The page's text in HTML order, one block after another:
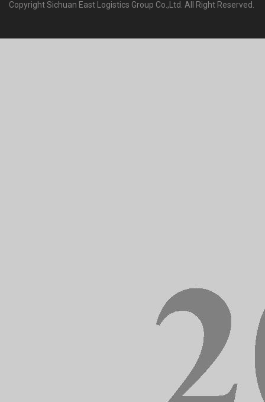
Copyright Sichuan East Logistics Group Co.,Ltd. All Right Reserved.